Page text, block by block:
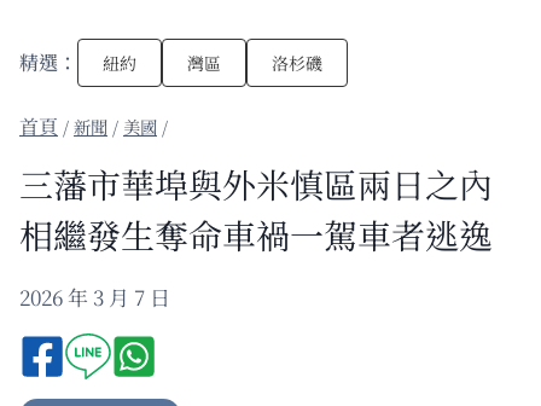
精選： 紐約 灣區 洛杉磯
/新聞 / 美國 /
三藩市華埠與外米慎區兩日之內
相繼發生奪命車禍一駕車者逃逸
2026 年 3 月 7 日